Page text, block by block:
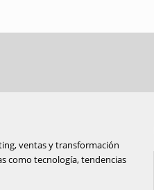
ventas y transformación
como tecnología, tendencias